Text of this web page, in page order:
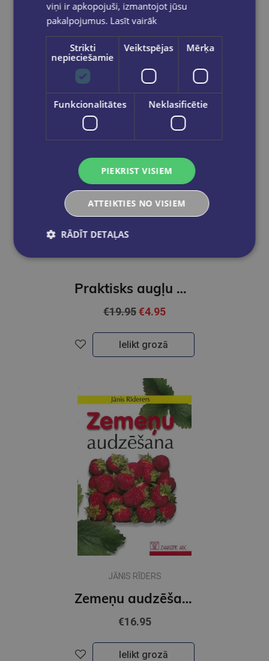
Ielikt grozā
Praktisks augļu dārzs
€19.95€4.95
Ielikt grozā
JĀNIS RĪDERS
Zemeņu audzēšana
€16.95
Ielikt grozā
viņi ir apkopojuši, izmantojot jūsu
pakalpojumus. Lasīt vairāk
Strikti
nepieciešamie
Veiktspējas Mērķa
Funkcionalitātes Neklasificētie
PIEKRIST VISIEM
ATTEIKTIES NO VISIEM
RĀDĪT DETAĻAS